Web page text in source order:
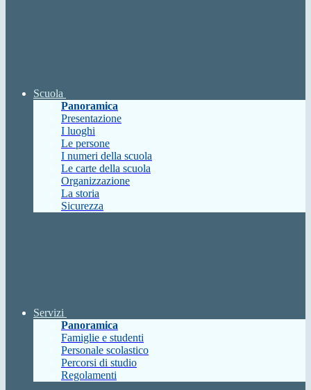
Scuola
Panoramica
Presentazione
I luoghi
Le persone
I numeri della scuola
Le carte della scuola
Organizzazione
La storia
Sicurezza
Servizi
Panoramica
Famiglie e studenti
Personale scolastico
Percorsi di studio
Regolamenti